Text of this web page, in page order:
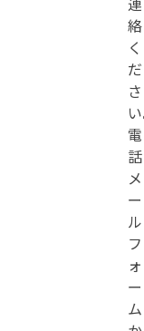
絡
く
だ
さ
電
メ
ー
ル
フ
ォ
ー
ム